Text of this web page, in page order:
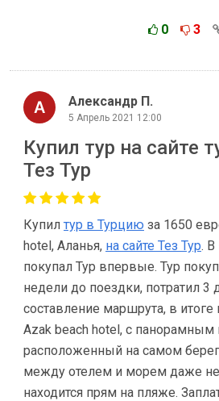
0 3
Александр П.
5 Апрель 2021 12:00
Купил тур на сайте
Тез Тур
Купил тур в Турцию за 1650
hotel, Аланья, на сайте Тез Тур. В
покупал Тур впервые. Тур
недели до поездки, потратил 3
составление маршрута, в
Azak beach hotel, с
расположенный на самом
между отелем и морем даже
находится прям на пляже.